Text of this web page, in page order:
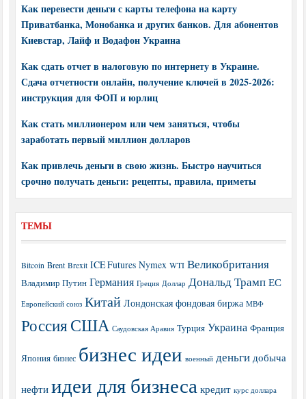
Как перевести деньги с карты телефона на карту
Приватбанка, Монобанка и других банков. Для абонентов
Киевстар, Лайф и Водафон Украина
Как сдать отчет в налоговую по интернету в Украине.
Сдача отчетности онлайн, получение ключей в 2025-2026:
инструкция для ФОП и юрлиц
Как стать миллионером или чем заняться, чтобы
заработать первый миллион долларов
Как привлечь деньги в свою жизнь. Быстро научиться
срочно получать деньги: рецепты, правила, приметы
ТЕМЫ
Bitcoin Brent Brexit ICE Futures Nymex WTI Великобритания
Владимир Путин Германия Греция Доллар Дональд Трамп ЕС
Европейский союз Китай Лондонская фондовая биржа МВФ
РоссияСША Саудовская Аравия Турция Украина Франция
Япония бизнес бизнес идеи военный деньги добыча
нефти идеи для бизнеса кредит курс доллара